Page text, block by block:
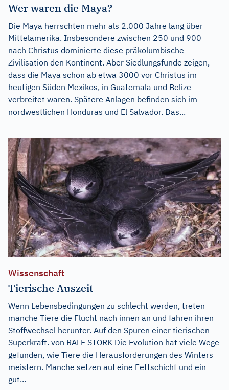
Wer waren die Maya?
Die Maya herrschten mehr als 2.000 Jahre lang über
Mittelamerika. Insbesondere zwischen 250 und 900
nach Christus dominierte diese präkolumbische
Zivilisation den Kontinent. Aber Siedlungsfunde zeigen,
dass die Maya schon ab etwa 3000 vor Christus im
heutigen Süden Mexikos, in Guatemala und Belize
verbreitet waren. Spätere Anlagen befinden sich im
nordwestlichen Honduras und El Salvador. Das...
Wissenschaft
Tierische Auszeit
Wenn Lebensbedingungen zu schlecht werden, treten
manche Tiere die Flucht nach innen an und fahren ihren
Stoffwechsel herunter. Auf den Spuren einer tierischen
Superkraft. von RALF STORK Die Evolution hat viele Wege
gefunden, wie Tiere die Herausforderungen des Winters
meistern. Manche setzen auf eine Fettschicht und ein
gut...